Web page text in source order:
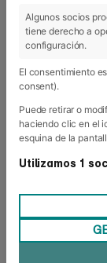
Algunos socios
tiene derecho a
configuración.
El consentimiento
consent).
Puede retirar o
haciendo clic en el
esquina de la
Utilizamos 1